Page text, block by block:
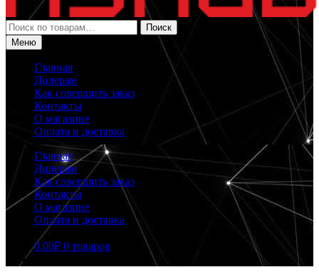
Искать:
Поиск
Меню
Главная
Дилерам
Как совершить заказ
Контакты
О магазине
Оплата и доставка
Главная
Дилерам
Как совершить заказ
Контакты
О магазине
Оплата и доставка
0.00₽ 0 товаров